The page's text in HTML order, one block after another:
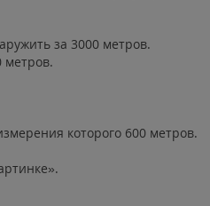
за 3000 метров.
метров.
которого 600 метров.